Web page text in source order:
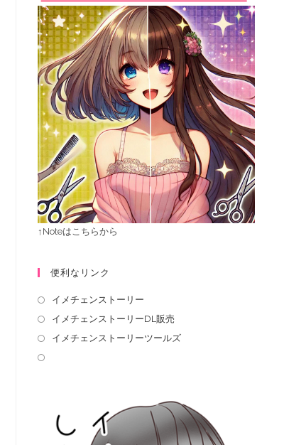
↑Noteはこちらから
便利なリンク
イメチェンストーリー
イメチェンストーリーDL販売
イメチェンストーリーツールズ